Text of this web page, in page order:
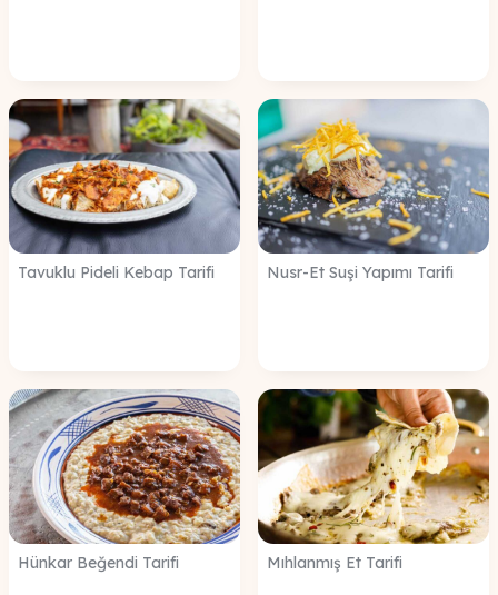
Tavuklu Pideli Kebap Tarifi Nusr-Et Suşi Yapımı Tarifi
Hünkar Beğendi Tarifi Mıhlanmış Et Tarifi